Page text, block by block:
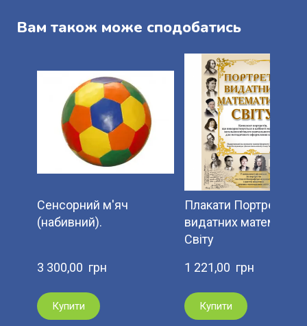
Вам також може сподобатись
Сенсорний м'яч
(набивний).
3 300,00  грн
Купити
Плакати Портрети
видатних
Світу
1 221,00  грн
Купити